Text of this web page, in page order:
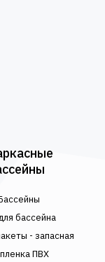
бассейна
- запасная
ПВХ